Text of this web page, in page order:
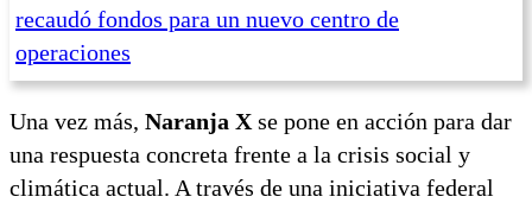
recaudó fondos para un nuevo centro de
operaciones
Una vez más, Naranja X se pone en acción para dar
una respuesta concreta frente a la crisis social y
climática actual. A través de una iniciativa federal